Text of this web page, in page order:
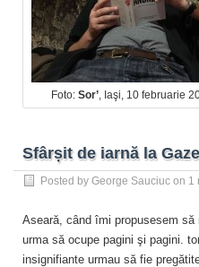
Foto: Sor’ , Iaşi, 10 februarie
Sfârșit de iarnă la
Posted by George Sauciuc on 1
Aseară, când îmi propusesem
urma să ocupe pagini şi pagini.
insignifiante urmau să fie